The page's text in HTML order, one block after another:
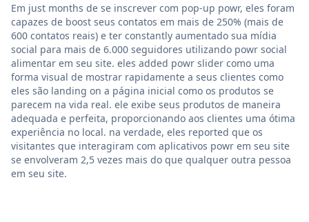
Em just months de se inscrever com pop-up powr, eles foram
capazes de boost seus contatos em mais de 250% (mais de
600 contatos reais) e ter constantly aumentado sua mídia
social para mais de 6.000 seguidores utilizando powr social
alimentar em seu site. eles added powr slider como uma
forma visual de mostrar rapidamente a seus clientes como
eles são landing on a página inicial como os produtos se
parecem na vida real. ele exibe seus produtos de maneira
adequada e perfeita, proporcionando aos clientes uma ótima
experiência no local. na verdade, eles reported que os
visitantes que interagiram com aplicativos powr em seu site
se envolveram 2,5 vezes mais do que qualquer outra pessoa
em seu site.